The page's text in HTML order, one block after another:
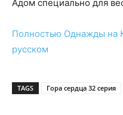
Адом специально для
Полностью Однажды на
русском
TAGS Гора сердца 32 серия